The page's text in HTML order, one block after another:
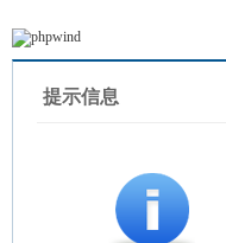
提示信息